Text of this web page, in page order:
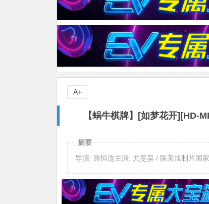
【蜗牛棋牌】[如梦花开][HD-
A+
摘要
导演: 路恒连主演: 尤旻昊 / 陈美旭制片国